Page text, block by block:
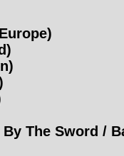
By The Sword /